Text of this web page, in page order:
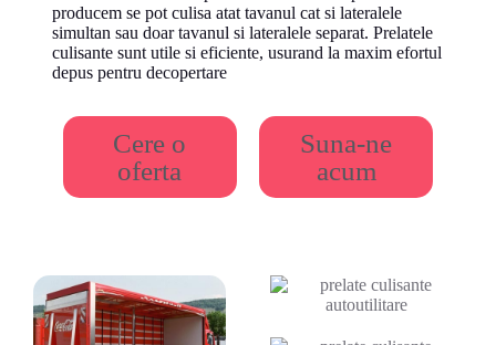
producem se pot culisa atat tavanul cat si lateralele
simultan sau doar tavanul si lateralele separat. Prelatele
culisante sunt utile si eficiente, usurand la maxim efortul
depus pentru decopertare
Cere o
oferta
Suna-ne
acum